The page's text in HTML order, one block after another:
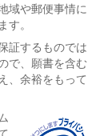
域や郵便事情に
す。
証するものでは
で、願書を含む
、余裕をもって